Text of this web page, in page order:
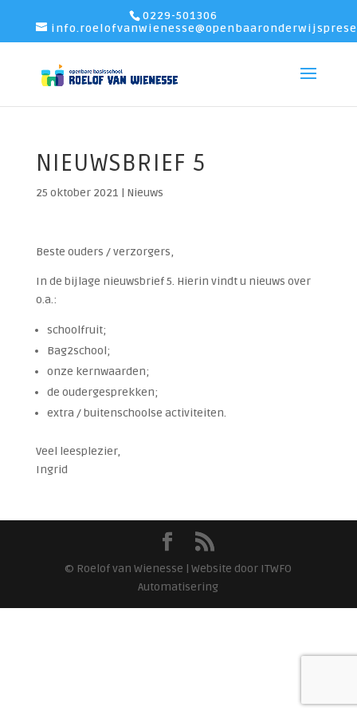
0229-501306
NIEUWSBRIEF 5
25 oktober 2021 | Nieuws
Beste ouders / verzorgers,
In de bijlage nieuwsbrief 5. Hierin vindt u nieuws over
o.a.:
schoolfruit;
Bag2school;
onze kernwaarden;
de oudergesprekken;
extra / buitenschoolse activiteiten.
Veel leesplezier,
Ingrid
© Roelof van Wienesse | Website door ITWFO
Automatisering